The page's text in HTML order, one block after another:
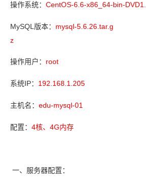
操作系统： CentOS-6.6-x86_64-bin-
MySQL 版本： mysql-5.6.26.tar.g
操作用户： root
系统IP： 192.168.1.205
主机名： edu-mysql-01
配置： 4核、 4G内存
一、 服务器配置：